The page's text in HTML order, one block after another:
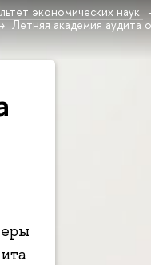
экономических наук
Летняя академия аудита